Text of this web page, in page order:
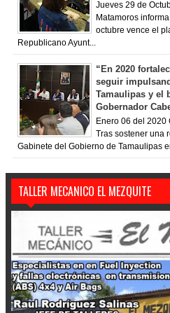
Jueves 29 de
Matamoros
octubre vence el
Republicano Ayunt...
“En 2020
seguir
Tamaulipas y el
Gobernador
Enero 06 del 2020
Tras sostener una
Gabinete del Gobierno de Tamaulipas en
TALLER MECANICO EL MEZQUITE